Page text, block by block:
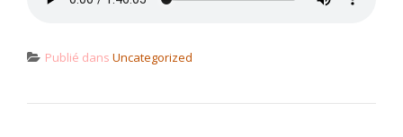
Publié dans Uncategorized